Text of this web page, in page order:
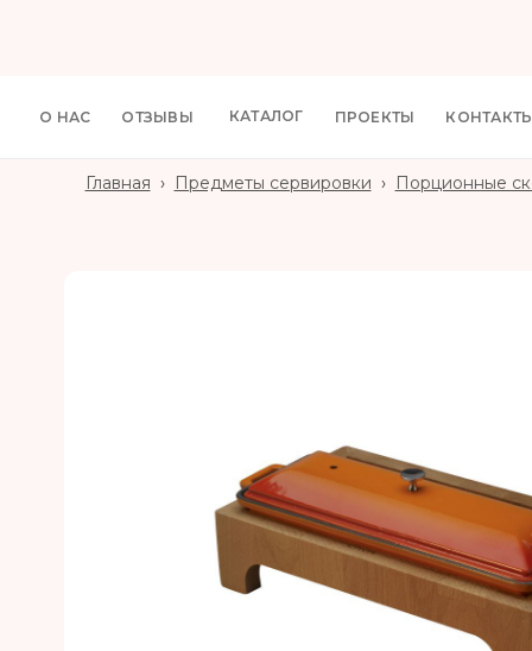
О НАС ОТЗЫВЫ КАТАЛОГ ПРОЕКТЫ
Главная › Предметы сервировки › Порционные